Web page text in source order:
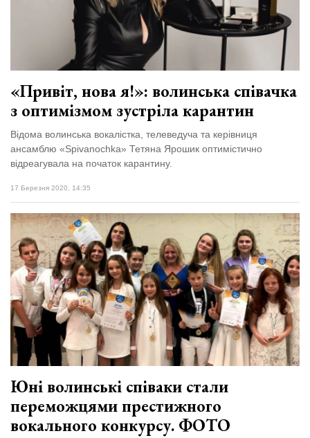
«Привіт, нова я!»: волинська співачка
з оптимізмом зустріла карантин
Відома волинська вокалістка, телеведуча та керівниця
ансамблю «Spivanochka» Тетяна Ярошик оптимістично
відреагувала на початок карантину.
17 Березня 2020, 14:35
Юні волинські співаки стали
переможцями престижного
вокального конкурсу. ФОТО